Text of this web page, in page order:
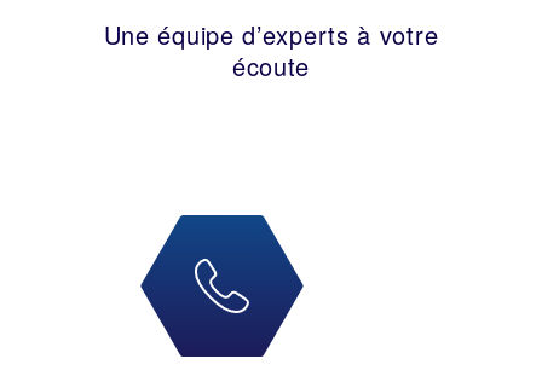
Une équipe d’experts à votre
écoute